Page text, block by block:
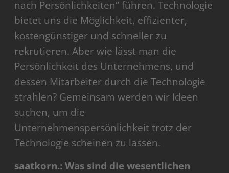
nach Persönlichkeiten“ führen. Technologie
bietet uns die Möglichkeit, effizienter,
kostengünstiger und schneller zu
rekrutieren. Aber wie lässt man die
Persönlichkeit des Unternehmens, und
dessen Mitarbeiter durch die Technologie
strahlen? Gemeinsam werden wir Ideen
suchen, um die
Unternehmenspersönlichkeit trotz der
Technologie scheinen zu lassen.
saatkorn.: Was sind die wesentlichen